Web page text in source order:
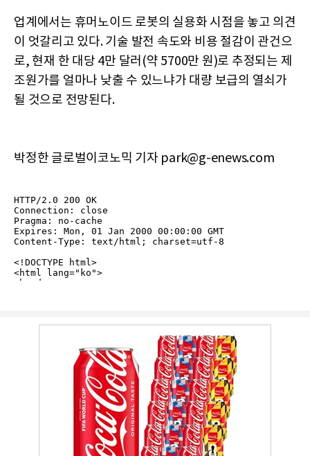
업계에서는 휴머노이드 로봇의 실용화 시점을 놓고 의견
이 엇갈리고 있다. 기술 발전 속도와 비용 절감이 관건으
로, 현재 한 대당 4만 달러(약 5700만 원)로 추정되는 제
조원가를 얼마나 낮출 수 있느냐가 대량 보급의 열쇠가
될 것으로 전망된다.
박정한 글로벌이코노믹 기자 park@g-enews.com